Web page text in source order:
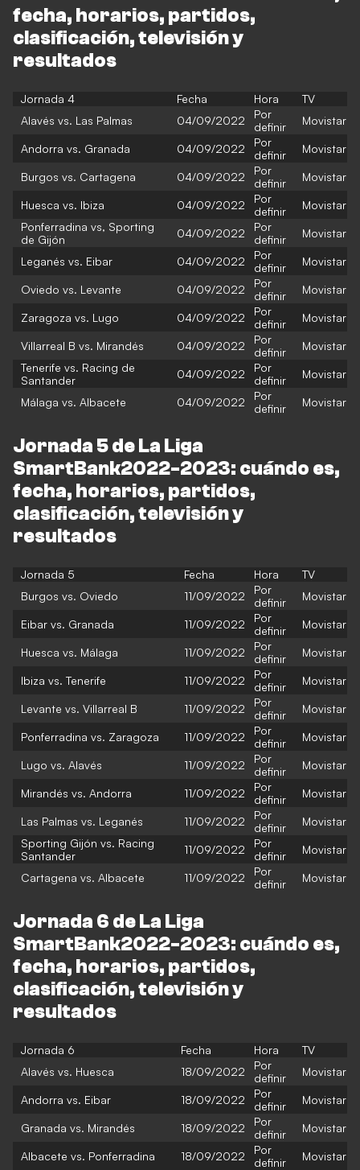
fecha, horarios, partidos,
clasificación, televisión y
resultados
Jornada 4 Fecha Hora
TV
Alavés vs. Las Palmas
04/09/2022
Por
definir
Movistar
Andorra vs. Granada 04/09/2022
Por
definir
Movistar
Burgos vs. Cartagena 04/09/2022
Por
definir
Movistar
Huesca vs. Ibiza 04/09/2022
Por
definir
Movistar
Ponferradina vs, Sporting
de Gijón
04/09/2022
Por
definir
Movistar
Leganés vs. Eibar 04/09/2022
Por
definir
Movistar
Oviedo vs. Levante 04/09/2022
Por
definir
Movistar
Zaragoza vs. Lugo 04/09/2022
Por
definir
Movistar
Villarreal B vs. Mirandés 04/09/2022
Por
definir
Movistar
Tenerife vs. Racing de
Santander
04/09/2022
Por
definir
Movistar
Málaga vs. Albacete 04/09/2022
Por
definir
Movistar
Jornada 5 de La Liga
SmartBank2022-2023: cuándo es,
fecha, horarios, partidos,
clasificación, televisión y
resultados
Jornada 5 Fecha Hora
TV
Burgos vs. Oviedo
11/09/2022
Por
definir
Movistar
Eibar vs. Granada 11/09/2022
Por
definir
Movistar
Huesca vs. Málaga 11/09/2022
Por
definir
Movistar
Ibiza vs. Tenerife 11/09/2022
Por
definir
Movistar
Levante vs. Villarreal B 11/09/2022
Por
definir
Movistar
Ponferradina vs. Zaragoza 11/09/2022
Por
definir
Movistar
Lugo vs. Alavés 11/09/2022
Por
definir
Movistar
Mirandés vs. Andorra 11/09/2022
Por
definir
Movistar
Las Palmas vs. Leganés 11/09/2022
Por
definir
Movistar
Sporting Gijón vs. Racing
Santander
11/09/2022
Por
definir
Movistar
Cartagena vs. Albacete 11/09/2022
Por
definir
Movistar
Jornada 6 de La Liga
SmartBank2022-2023: cuándo es,
fecha, horarios, partidos,
clasificación, televisión y
resultados
Jornada 6 Fecha Hora
TV
Alavés vs. Huesca
18/09/2022
Por
definir
Movistar
Andorra vs. Eibar 18/09/2022
Por
definir
Movistar
Granada vs. Mirandés 18/09/2022
Por
definir
Movistar
Albacete vs. Ponferradina 18/09/2022
Por
definir
Movistar